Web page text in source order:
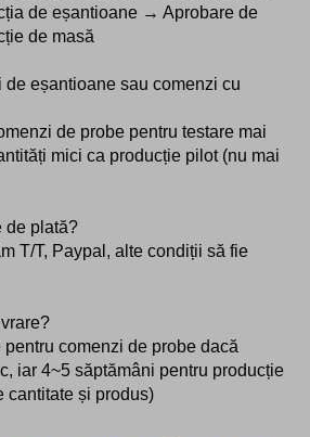
de eșantioane → Aprobare de
de masă
de eșantioane sau comenzi cu
de probe pentru testare mai
mici ca producție pilot (nu mai
de plată?
T/T, Paypal, alte condiții să fie
comenzi de probe dacă
iar 4~5 săptămâni pentru producție
cantitate și produs)